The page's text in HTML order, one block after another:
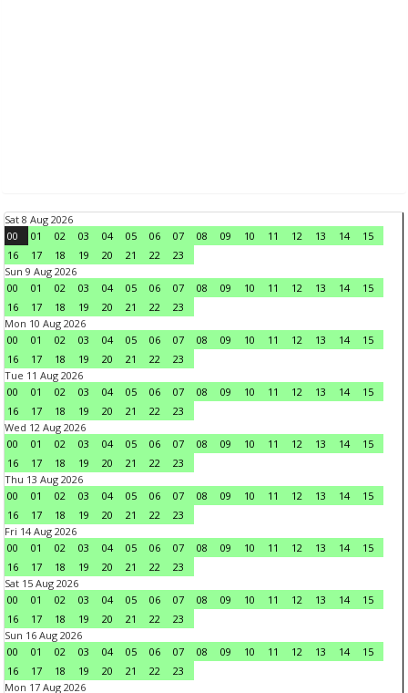
Sat 8 Aug 2026
00
01 02 03 04 05 06 07 08 09 10 11 12 13 14
15
16
17 18 19 20 21 22
23
Sun 9 Aug 2026
00
01 02 03 04 05 06 07 08 09 10 11 12 13 14
15
16
17 18 19 20 21 22
23
Mon 10 Aug 2026
00
01 02 03 04 05 06 07 08 09 10 11 12 13 14
15
16
17 18 19 20 21 22
23
Tue 11 Aug 2026
00
01 02 03 04 05 06 07 08 09 10 11 12 13 14
15
16
17 18 19 20 21 22
23
Wed 12 Aug 2026
00
01 02 03 04 05 06 07 08 09 10 11 12 13 14
15
16
17 18 19 20 21 22
23
Thu 13 Aug 2026
00
01 02 03 04 05 06 07 08 09 10 11 12 13 14
15
16
17 18 19 20 21 22
23
Fri 14 Aug 2026
00
01 02 03 04 05 06 07 08 09 10 11 12 13 14
15
16
17 18 19 20 21 22
23
Sat 15 Aug 2026
00
01 02 03 04 05 06 07 08 09 10 11 12 13 14
15
16
17 18 19 20 21 22
23
Sun 16 Aug 2026
00
01 02 03 04 05 06 07 08 09 10 11 12 13 14
15
16
17 18 19 20 21 22
23
Mon 17 Aug 2026